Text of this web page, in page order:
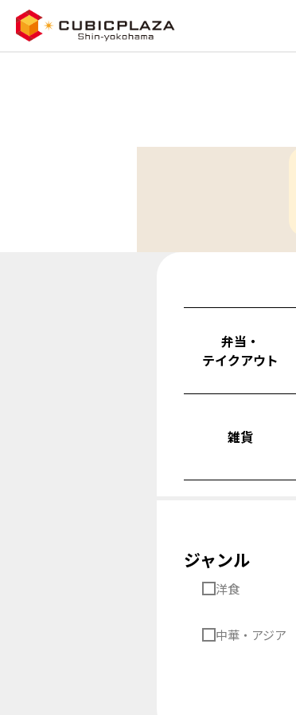
弁当・
テイクアウト
雑貨
ジャンル
洋食
中華・アジア